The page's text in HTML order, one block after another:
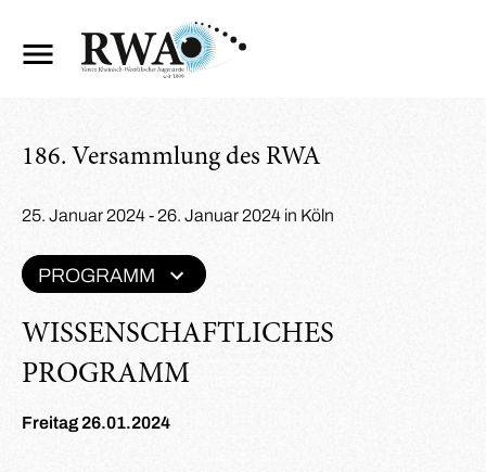
186. Versammlung des RWA
WISSENSCHAFTLICHES
PROGRAMM
Freitag 26.01.2024
25. Januar 2024 - 26. Januar 2024 in Köln
PROGRAMM